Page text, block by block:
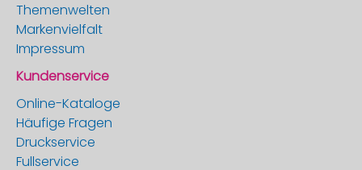
Themenwelten
Markenvielfalt
Impressum
Kundenservice
Online-Kataloge
Häufige Fragen
Druckservice
Fullservice